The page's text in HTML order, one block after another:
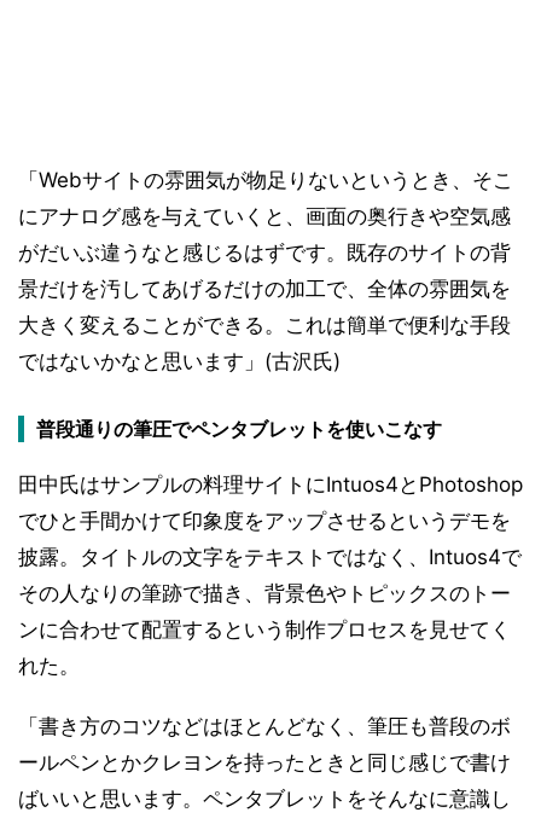
「Webサイトの雰囲気が物足りないというとき、そこ
にアナログ感を与えていくと、画面の奥行きや空気感
がだいぶ違うなと感じるはずです。既存のサイトの背
景だけを汚してあげるだけの加工で、全体の雰囲気を
大きく変えることができる。これは簡単で便利な手段
ではないかなと思います」(古沢氏)
普段通りの筆圧でペンタブレットを使いこなす
田中氏はサンプルの料理サイトにIntuos4とPhotoshop
でひと手間かけて印象度をアップさせるというデモを
披露。タイトルの文字をテキストではなく、Intuos4で
その人なりの筆跡で描き、背景色やトピックスのトー
ンに合わせて配置するという制作プロセスを見せてく
れた。
「書き方のコツなどはほとんどなく、筆圧も普段のボ
ールペンとかクレヨンを持ったときと同じ感じで書け
ばいいと思います。ペンタブレットをそんなに意識し